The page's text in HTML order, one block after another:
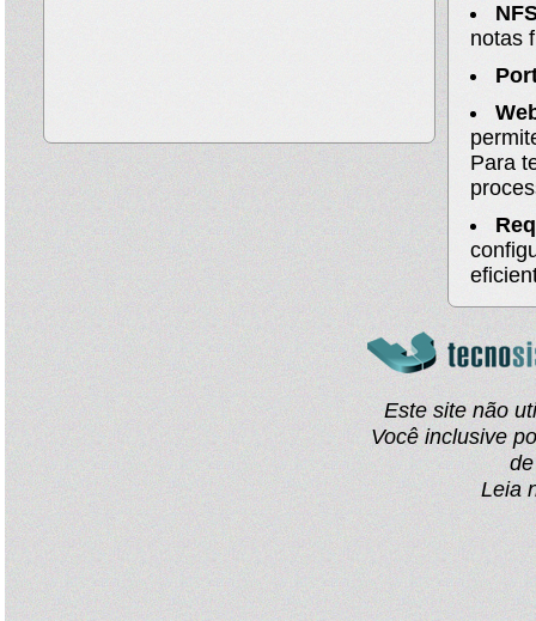
notas
Para
Este site não
Você inclusive
Leia